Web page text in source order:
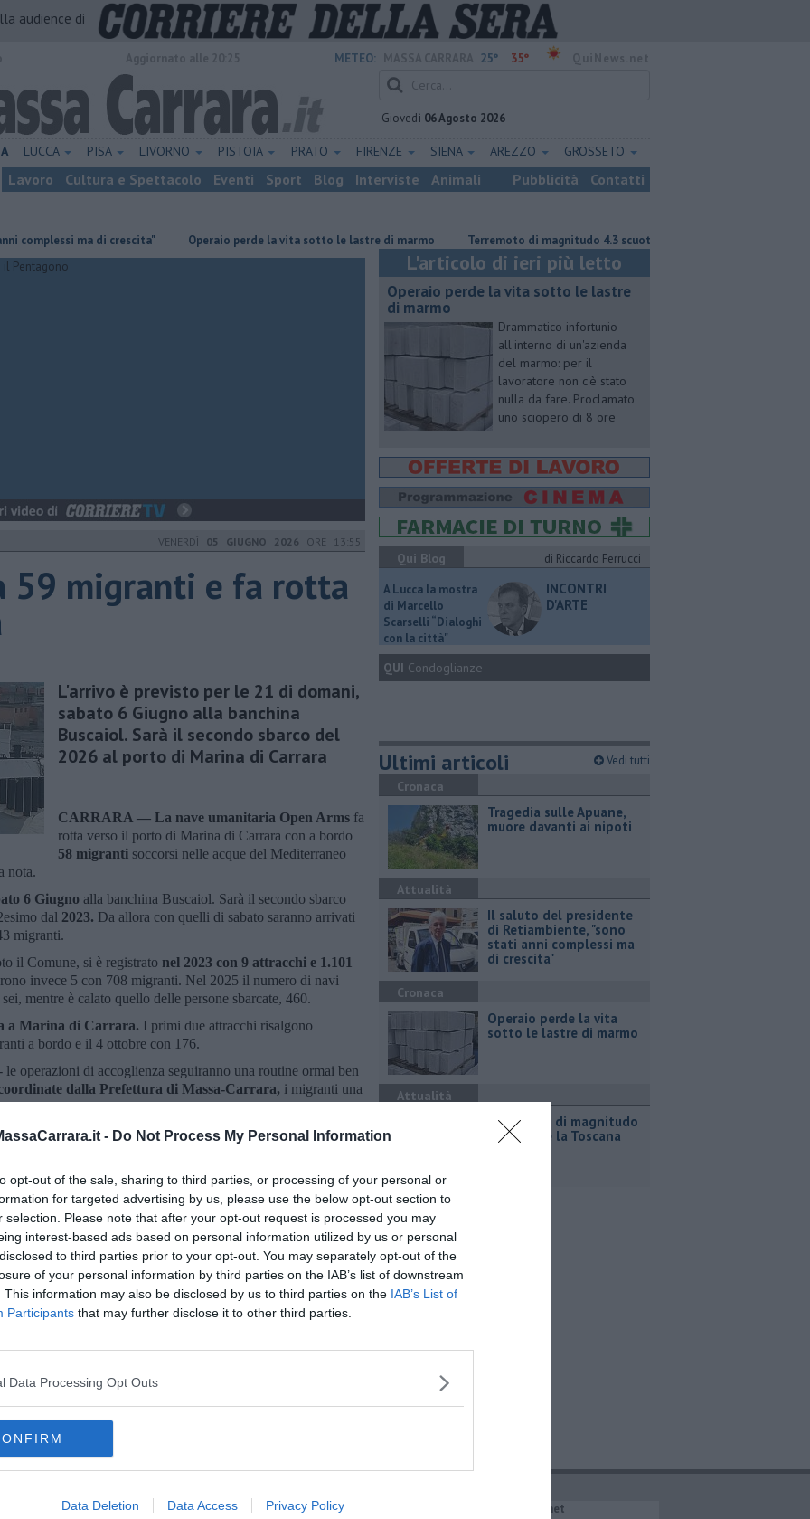
- Do Not Process My Personal Information
opt-out of the sale, sharing to third parties, or processing of your personal or
for targeted advertising by us, please use the below opt-out section to
selection. Please note that after your opt-out request is processed you may
interest-based ads based on personal information utilized by us or personal
to third parties prior to your opt-out. You may separately opt-out of the
of your personal information by third parties on the IAB’s list of downstream
This information may also be disclosed by us to third parties on the IAB’s List of
Participants that may further disclose it to other third parties.
Data Processing Opt Outs
Data Deletion Data Access Privacy Policy
audience di
METEO: 25° 35°
Giovedì 06 Agosto 2026
LUCCA PISA LIVORNO PISTOIA PRATO FIRENZE SIENA AREZZO GROSSETO
Lavoro Cultura e Spettacolo Eventi Sport Blog Interviste Animali Pubblicità Contatti
ma di crescita" Operaio perde la vita sotto le lastre di marmo Terremoto di magnitudo 4.3 scuote la Toscana
VENERDÌ 05 GIUGNO 2026 ORE 13:55
59 migranti e fa rotta
L'arrivo è previsto per le 21 di domani,
sabato 6 Giugno alla banchina
Buscaiol. Sarà il secondo sbarco del
2026 al porto di Marina di Carrara
CARRARA — La nave umanitaria Open Arms fa
rotta verso il porto di Marina di Carrara con a bordo
58 migranti soccorsi nelle acque del Mediterraneo
nota.
6 Giugno alla banchina Buscaiol. Sarà il secondo sbarco
dal 2023. Da allora con quelli di sabato saranno arrivati
migranti.
il Comune, si è registrato nel 2023 con 9 attracchi e 1.101
invece 5 con 708 migranti. Nel 2025 il numero di navi
mentre è calato quello delle persone sbarcate, 460.
a Marina di Carrara. I primi due attracchi risalgono
a bordo e il 4 ottobre con 176.
operazioni di accoglienza seguiranno una routine ormai ben
dalla Prefettura di Massa-Carrara, i migranti una
C di Imm-CarraraFiere per il primo soccorso e le
per strutture di accoglienza.
iscriviti alla Newsletter QUInews - ToscanaMedia.
nella tua casella di posta.
a bordo
75 migranti
la Toscana
L'articolo di ieri più letto
Operaio perde la vita sotto le lastre
di marmo
Drammatico infortunio
all'interno di un'azienda
del marmo: per il
lavoratore non c'è stato
nulla da fare. Proclamato
uno sciopero di 8 ore
Qui Blog
di Riccardo Ferrucci
A Lucca la mostra
di Marcello
Scarselli “Dialoghi
con la città"
INCONTRI
D'ARTE
QUI Condoglianze
Ultimi articoli Vedi tutti
Cronaca
Tragedia sulle Apuane,
muore davanti ai nipoti
Attualità
Il saluto del presidente
di Retiambiente, "sono
stati anni complessi ma
di crescita"
Cronaca
Operaio perde la vita
sotto le lastre di marmo
Attualità
Terremoto di magnitudo
4.3 scuote la Toscana
RUBRICHE
IL NETWORK QuiNews.net